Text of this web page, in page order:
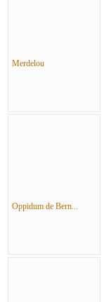
Merdelou
Oppidum de Bern...